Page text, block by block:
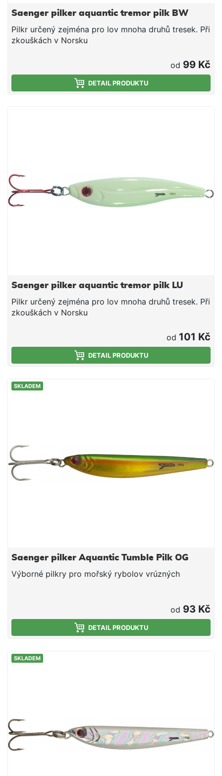
Saenger pilker aquantic tremor pilk BW
Pilkr určený zejména pro lov mnoha druhů tresek. Při
zkouškách v Norsku
od 99 Kč
DETAIL PRODUKTU
Saenger pilker aquantic tremor pilk LU
Pilkr určený zejména pro lov mnoha druhů tresek. Při
zkouškách v Norsku
od 101 Kč
DETAIL PRODUKTU
SKLADEM
Saenger pilker Aquantic Tumble Pilk OG
Výborné pilkry pro mořský rybolov vrúzných
od 93 Kč
DETAIL PRODUKTU
SKLADEM